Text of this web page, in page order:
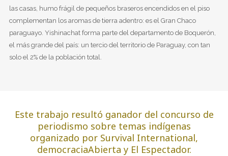
las casas, humo frágil de pequeños braseros encendidos en el piso
complementan los aromas de tierra adentro: es el Gran Chaco
paraguayo. Yishinachat forma parte del departamento de Boquerón,
el más grande del país: un tercio del territorio de Paraguay, con tan
solo el 2% de la población total.
Este trabajo resultó ganador del concurso de
periodismo sobre temas indígenas
organizado por Survival International,
democraciaAbierta y El Espectador.